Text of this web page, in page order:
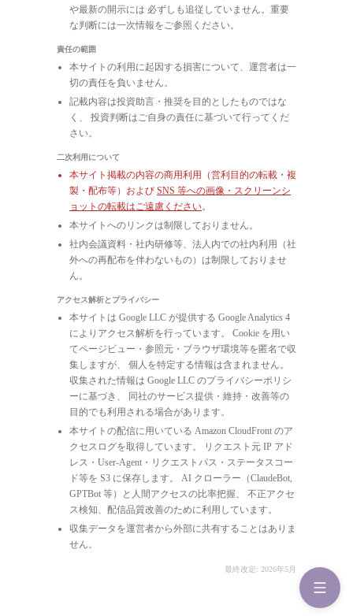
や最新の開示には 必ずしも追従していません。重要
な判断には一次情報をご参照ください。
責任の範囲
本サイトの利用に起因する損害について、運営者は一
切の責任を負いません。
記載内容は投資助言・推奨を目的としたものではな
く、 投資判断はご自身の責任に基づいて行ってくだ
さい。
二次利用について
本サイト掲載の内容の商用利用（営利目的の転載・複
製・配布等）および SNS 等への画像・スクリーンシ
ョットの転載はご遠慮ください。
本サイトへのリンクは制限しておりません。
社内会議資料・社内研修等、法人内での社内利用（社
外への再配布を伴わないもの）は制限しておりませ
ん。
アクセス解析とプライバシー
本サイトは Google LLC が提供する Google Analytics 4
によりアクセス解析を行っています。 Cookie を用い
てページビュー・参照元・ブラウザ環境等を匿名で収
集しますが、 個人を特定する情報は含まれません。
収集された情報は Google LLC のプライバシーポリシ
ーに基づき、 同社のサービス提供・維持・改善等の
目的でも利用される場合があります。
本サイトの配信に用いている Amazon CloudFront のア
クセスログを取得しています。 リクエスト元 IP アド
レス・User-Agent・リクエストパス・ステータスコー
ド等を S3 に保存します。 AI クローラー（ClaudeBot,
GPTBot 等）と人間アクセスの比率把握、 不正アクセ
ス検知、配信品質改善のために利用しています。
収集データを運営者から外部に共有することはありま
せん。
最終改定: 2026年5月